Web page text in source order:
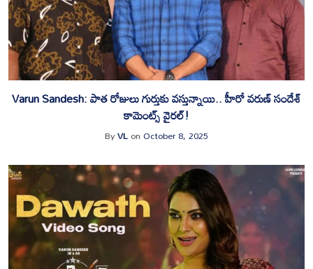
‎Varun Sandesh: పాత రోజులు గుర్తుకు వస్తున్నాయి.. హీరో వరుణ్ సందేశ్
కామెంట్స్ వైరల్!
ByVLon October 8, 2025